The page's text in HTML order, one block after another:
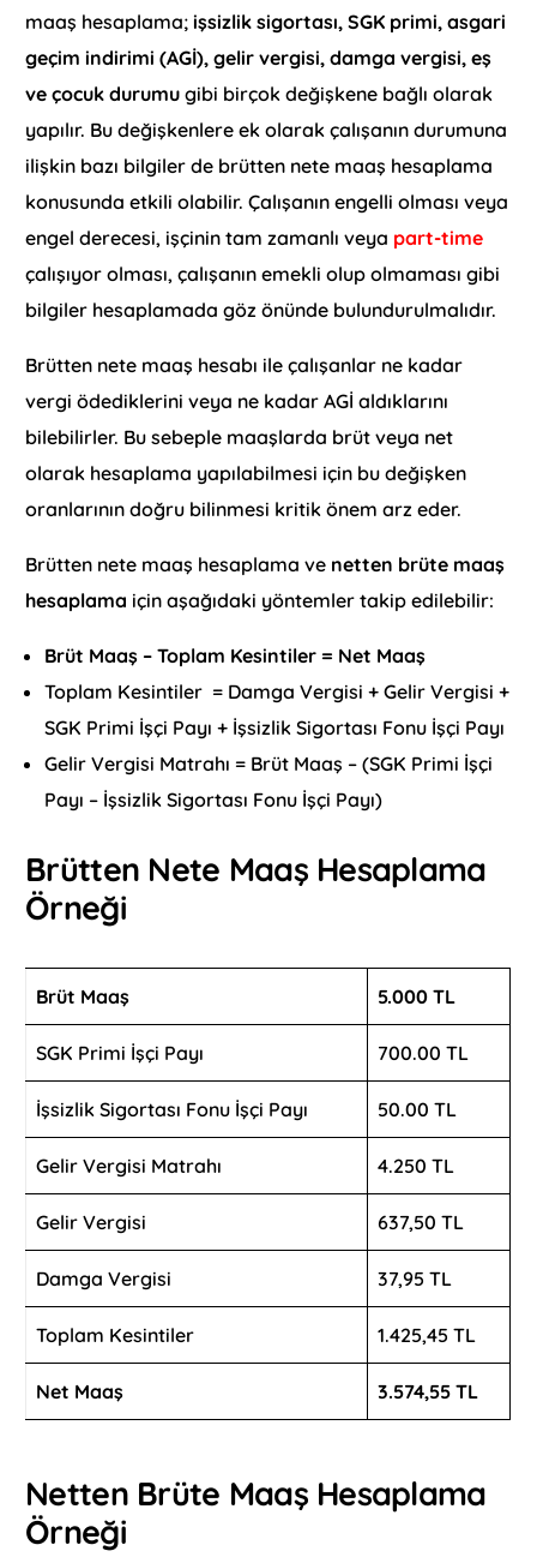
maaş hesaplama;işsizlik sigortası, SGK primi, asgari
geçim indirimi (AGİ), gelir vergisi, damga vergisi, eş
ve çocuk durumu gibi birçok değişkene bağlı olarak
yapılır. Bu değişkenlere ek olarak çalışanın durumuna
ilişkin bazı bilgiler de brütten nete maaş hesaplama
konusunda etkili olabilir. Çalışanın engelli olması veya
engel derecesi, işçinin tam zamanlı veya part-time
çalışıyor olması, çalışanın emekli olup olmaması gibi
bilgiler hesaplamada göz önünde bulundurulmalıdır.
Brütten nete maaş hesabı ile çalışanlar ne kadar
vergi ödediklerini veya ne kadar AGİ aldıklarını
bilebilirler. Bu sebeple maaşlarda brüt veya net
olarak hesaplama yapılabilmesi için bu değişken
oranlarının doğru bilinmesi kritik önem arz eder.
Brütten nete maaş hesaplama ve netten brüte maaş
hesaplama için aşağıdaki yöntemler takip edilebilir:
Brüt Maaş – Toplam Kesintiler = Net Maaş
Toplam Kesintiler = Damga Vergisi + Gelir Vergisi +
SGK Primi İşçi Payı + İşsizlik Sigortası Fonu İşçi Payı
Gelir Vergisi Matrahı = Brüt Maaş – (SGK Primi İşçi
Payı – İşsizlik Sigortası Fonu İşçi Payı)
Brütten Nete Maaş Hesaplama
Örneği
Brüt Maaş 5.000 TL
SGK Primi İşçi Payı 700.00 TL
İşsizlik Sigortası Fonu İşçi Payı 50.00 TL
Gelir Vergisi Matrahı 4.250 TL
Gelir Vergisi 637,50 TL
Damga Vergisi 37,95 TL
Toplam Kesintiler 1.425,45 TL
Net Maaş 3.574,55 TL
Netten Brüte Maaş Hesaplama
Örneği